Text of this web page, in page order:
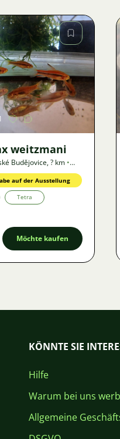
Bild
weitzmani
Budějovice,? km •
auf der Ausstellung
Tetra
Möchte kaufen
KÖNNTE SIE
Hilfe
Warum bei uns
Allgemeine